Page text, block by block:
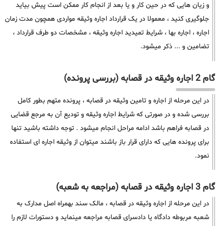
و زیان هایی که در حین کار و یا بعد از انجام کار ممکن است پیش بیاید
جلوگیری کنید ، معمولا در یک قرارداد اجاره وثیقه مواردی همچون مدت زمان
اجاره ، اجاره بها ، شرایط تمیدید اجاره وثیقه ، مشخصات دو طرف قرارداد ،
تضامین و ... ذکر میشود.
گام 2 اجاره وثیقه در قصابه (بررسی پرونده)
در این مرحله از اجاره و تامین وثیقه در قصابه ، پرونده متهم بطور کامل
بررسی شده و در صورتی که شرایط اجاره وثیقه و تودیع آن به مرجع قضایی
در قصابه فراهم باشد ادامه مراحل انجام میشود . توجه داشته باشید تنها
برای پرونده هایی که دارای قرار باز باشند میتوان از وثیقه اجاره ای استفاده
نمود.
گام 3 اجاره وثیقه در قصابه (مراجعه به شعبه)
در این مرحله از اجاره وثیقه در قصابه ، مالک سند بهمراه اصل مدارک به
شعبه مربوطه دادگاه یا دادسرای قصابه مراجعه مینماید و دستورات لازم را